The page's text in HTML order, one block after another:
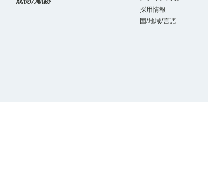
採用情報
国/地域/言語